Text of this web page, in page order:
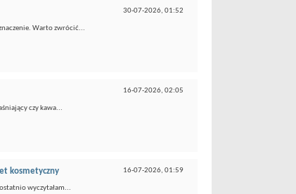
30-07-2026, 01:52
Warto zwrócić...
16-07-2026, 02:05
czy kawa...
16-07-2026, 01:59
kosmetyczny
wyczytałam...